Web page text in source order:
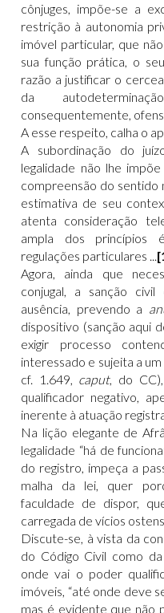
cônjuges, impõe-se a
restrição à autonomia
imóvel particular, que
sua função prática, o
razão a justificar o
da
consequentemente,
A esse respeito, calha o
A subordinação do
legalidade não lhe impõe
compreensão do sentido
estimativa de seu
atenta consideração
ampla dos princípios
regulações particulares ...
Agora, ainda que
conjugal, a sanção
ausência, prevendo a
dispositivo (sanção aqui
exigir processo
interessado e sujeita a
cf. 1.649, caput, do
qualificador negativo,
inerente à atuação
Na lição elegante de
legalidade “há de
do registro, impeça a
malha da lei, quer
faculdade de dispor,
carregada de vícios
Discute-se, à vista da
do Código Civil como
onde vai o poder
imóveis, “até onde deve
mas é evidente que não